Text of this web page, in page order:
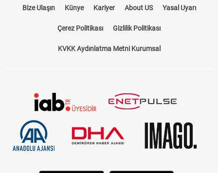
Bize Ulaşın Künye Kariyer About US Yasal Uyarı
Çerez Politikası Gizlilik Politikası
KVKK Aydınlatma Metni Kurumsal